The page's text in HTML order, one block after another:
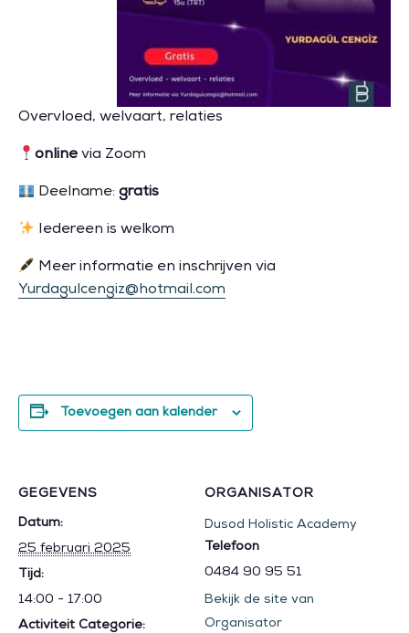
Overvloed, welvaart, relaties
onlinevia Zoom
Deelname: gratis
Iedereen is welkom
Meer informatie en inschrijven via
Yurdagulcengiz@hotmail.com
Toevoegen aan kalender
GEGEVENS
Datum:
25 februari 2025
Tijd:
14:00 - 17:00
Activiteit Categorie:
ORGANISATOR
Dusod Holistic Academy
Telefoon
0484 90 95 51
Bekijk de site van
Organisator